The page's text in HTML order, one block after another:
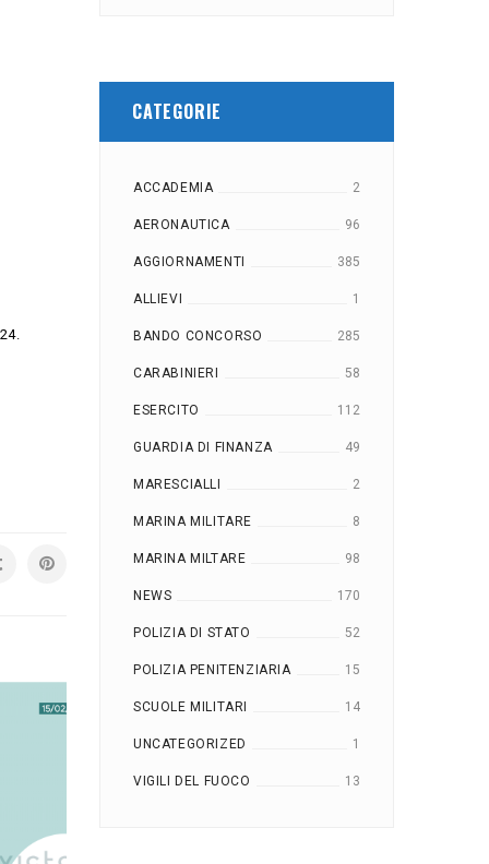
CATEGORIE
ACCADEMIA 2
AERONAUTICA 96
AGGIORNAMENTI 385
ALLIEVI 1
BANDO CONCORSO 285
CARABINIERI 58
ESERCITO 112
GUARDIA DI FINANZA 49
MARESCIALLI 2
MARINA MILITARE 8
MARINA MILTARE 98
NEWS 170
POLIZIA DI STATO 52
POLIZIA PENITENZIARIA 15
SCUOLE MILITARI 14
UNCATEGORIZED 1
VIGILI DEL FUOCO 13